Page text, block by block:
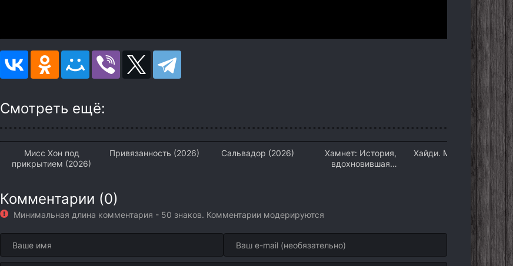
Смотреть ещё:
Мисс Хон под
прикрытием (2026)
Привязанность (2026) Сальвадор (2026)
Хамнет: История,
вдохновившая
Хайди. Моя хитрая рысь
(2026)
Комментарии (0)
Минимальная длина комментария - 50 знаков. Комментарии модерируются